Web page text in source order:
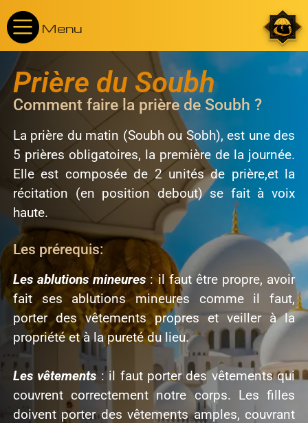
Menu
Prière du Soubh
Comment faire la prière de Soubh ?
La prière du matin (Soubh ou Sobh), est une des
5 prières obligatoires, la première de la journée.
Elle est composée de 2 unités de prière,et la
récitation (en position debout) se fait à voix
haute.
Les prérequis:
Les ablutions mineures: il faut être propre, avoir
fait ses ablutions mineures comme il faut,
porter des vêtements propres et veiller à la
propriété et à la pureté du lieu.
Les vêtements : il faut porter des vêtements qui
couvrent correctement notre corps. Les filles
doivent porter des vêtements amples, couvrant